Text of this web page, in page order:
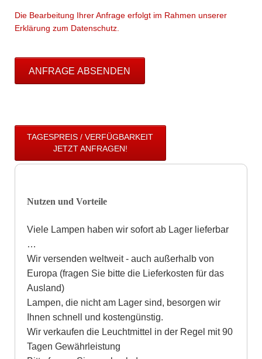
Die Bearbeitung Ihrer Anfrage erfolgt im Rahmen unserer
Erklärung zum Datenschutz.
ANFRAGE ABSENDEN
TAGESPREIS / VERFÜGBARKEIT
JETZT ANFRAGEN!
Nutzen und Vorteile
Viele Lampen haben wir sofort ab Lager lieferbar
…
Wir versenden weltweit - auch außerhalb von
Europa (fragen Sie bitte die Lieferkosten für das
Ausland)
Lampen, die nicht am Lager sind, besorgen wir
Ihnen schnell und kostengünstig.
Wir verkaufen die Leuchtmittel in der Regel mit 90
Tagen Gewährleistung